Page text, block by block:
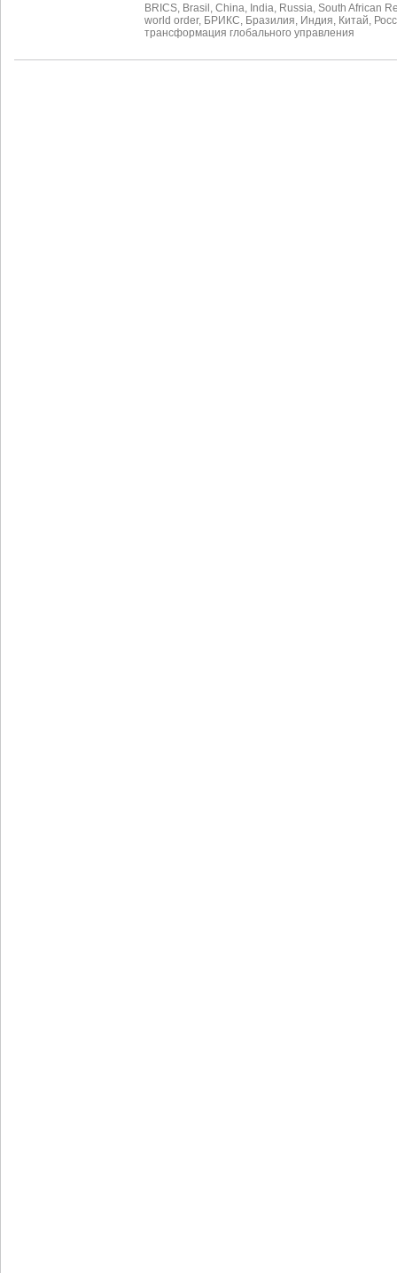
BRICS Brasil China India Russia South African
world order, БРИКС Бразилия Индия Китай
трансформация глобального управления